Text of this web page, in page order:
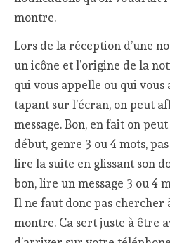
montre.
Lors de la réception d’une
un icône et l’origine de la
qui vous appelle ou qui vous
tapant sur l’écran, on peut
message. Bon, en fait on
début, genre 3 ou 4 mots,
lire la suite en glissant son
bon, lire un message 3 ou 4
Il ne faut donc pas chercher
montre. Ca sert juste à être